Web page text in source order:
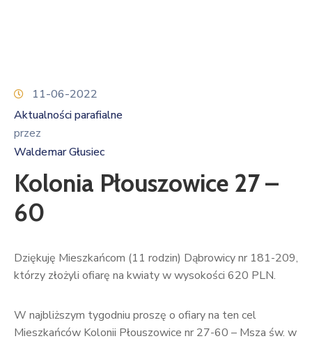
11-06-2022
Aktualności parafialne
przez
Waldemar Głusiec
Kolonia Płouszowice 27 –
60
Dziękuję Mieszkańcom (11 rodzin) Dąbrowicy nr 181-209,
którzy złożyli ofiarę na kwiaty w wysokości 620 PLN.
W najbliższym tygodniu proszę o ofiary na ten cel
Mieszkańców Kolonii Płouszowice nr 27-60 – Msza św. w